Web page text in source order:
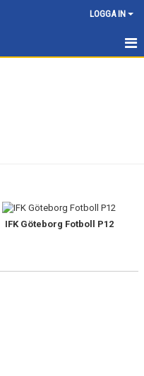
LOGGA IN
IFK Göteborg Fotboll P12